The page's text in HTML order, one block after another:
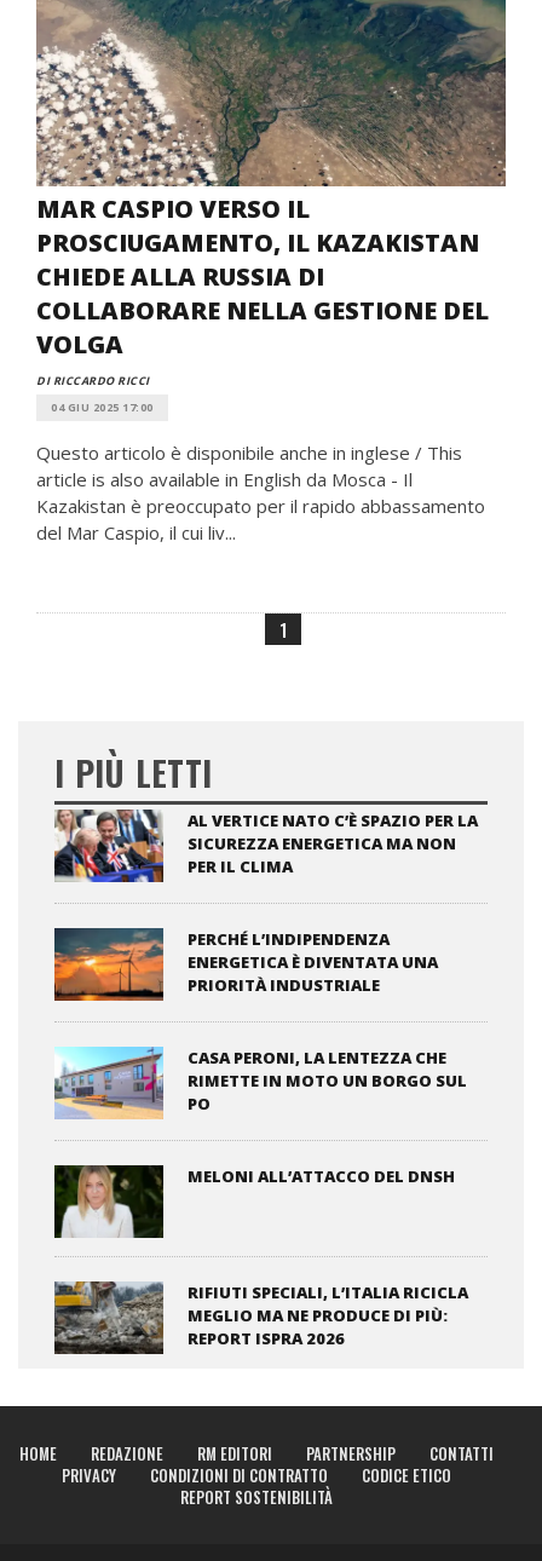
MAR CASPIO VERSO IL
PROSCIUGAMENTO, IL KAZAKISTAN
CHIEDE ALLA RUSSIA DI
COLLABORARE NELLA GESTIONE DEL
VOLGA
DI RICCARDO RICCI
04 GIU 2025 17:00
Questo articolo è disponibile anche in inglese / This
article is also available in English da Mosca - Il
Kazakistan è preoccupato per il rapido abbassamento
del Mar Caspio, il cui liv...
1
I PIÙ LETTI
AL VERTICE NATO C’È SPAZIO PER LA
SICUREZZA ENERGETICA MA NON
PER IL CLIMA
PERCHÉ L’INDIPENDENZA
ENERGETICA È DIVENTATA UNA
PRIORITÀ INDUSTRIALE
CASA PERONI, LA LENTEZZA CHE
RIMETTE IN MOTO UN BORGO SUL
PO
MELONI ALL’ATTACCO DEL DNSH
RIFIUTI SPECIALI, L’ITALIA RICICLA
MEGLIO MA NE PRODUCE DI PIÙ:
REPORT ISPRA 2026
HOME REDAZIONE RM EDITORI PARTNERSHIP
CONTATTI
PRIVACY
CONDIZIONI DI CONTRATTO
CODICE ETICO
REPORT SOSTENIBILITÀ